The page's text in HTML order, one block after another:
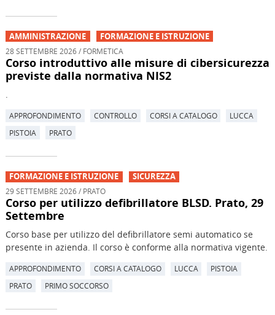
AMMINISTRAZIONE FORMAZIONE E ISTRUZIONE
28 SETTEMBRE 2026 / FORMETICA
Corso introduttivo alle misure di cibersicurezza
previste dalla normativa NIS2
APPROFONDIMENTO CONTROLLO CORSI A CATALOGO
LUCCA
PISTOIA
PRATO
FORMAZIONE E ISTRUZIONE SICUREZZA
29 SETTEMBRE 2026 / PRATO
Corso per utilizzo defibrillatore BLSD. Prato, 29
Settembre
Corso base per utilizzo del defibrillatore semi automatico se
presente in azienda. Il corso è conforme alla normativa vigente.
APPROFONDIMENTO CORSI A CATALOGO LUCCA
PISTOIA
PRATO
PRIMO SOCCORSO